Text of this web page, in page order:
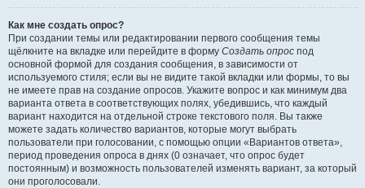
Как мне создать опрос?
При создании темы или редактировании первого сообщения темы
щёлкните на вкладке или перейдите в форму Создать опрос под
основной формой для создания сообщения, в зависимости от
используемого стиля; если вы не видите такой вкладки или формы, то вы
не имеете прав на создание опросов. Укажите вопрос и как минимум два
варианта ответа в соответствующих полях, убедившись, что каждый
вариант находится на отдельной строке текстового поля. Вы также
можете задать количество вариантов, которые могут выбрать
пользователи при голосовании, с помощью опции «Вариантов ответа»,
период проведения опроса в днях (0 означает, что опрос будет
постоянным) и возможность пользователей изменять вариант, за который
они проголосовали.